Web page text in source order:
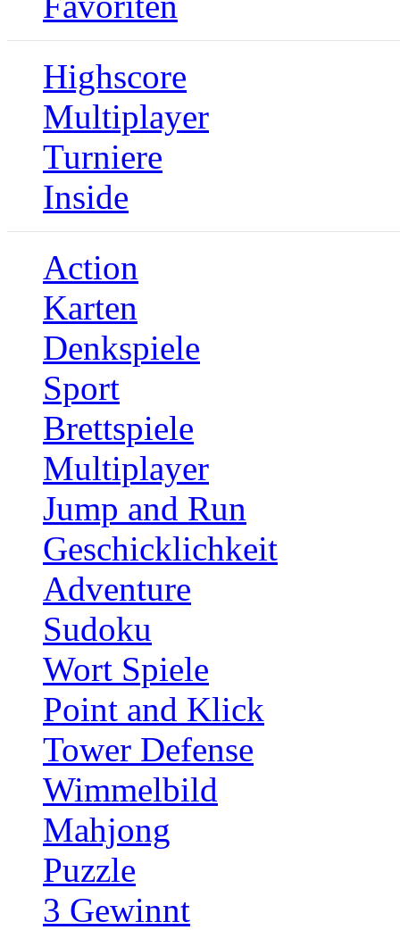
Highscore
Multiplayer
Turniere
Inside
Action
Karten
Denkspiele
Sport
Brettspiele
Multiplayer
Jump and Run
Geschicklichkeit
Adventure
Sudoku
Wort Spiele
Point and Klick
Tower Defense
Wimmelbild
Mahjong
Puzzle
3 Gewinnt